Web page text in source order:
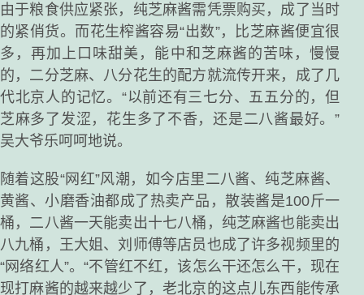
由于粮食供应紧张，纯芝麻酱需凭票购买，成了当时
的紧俏货。而花生榨酱容易“出数”，比芝麻酱便宜很
多，再加上口味甜美，能中和芝麻酱的苦味，慢慢
的，二分芝麻、八分花生的配方就流传开来，成了几
代北京人的记忆。“以前还有三七分、五五分的，但
芝麻多了发涩，花生多了不香，还是二八酱最好。”
吴大爷乐呵呵地说。
随着这股“网红”风潮，如今店里二八酱、纯芝麻酱、
黄酱、小磨香油都成了热卖产品，散装酱是100斤一
桶，二八酱一天能卖出十七八桶，纯芝麻酱也能卖出
八九桶，王大姐、刘师傅等店员也成了许多视频里的
“网络红人”。“不管红不红，该怎么干还怎么干，现在
现打麻酱的越来越少了，老北京的这点儿东西能传承